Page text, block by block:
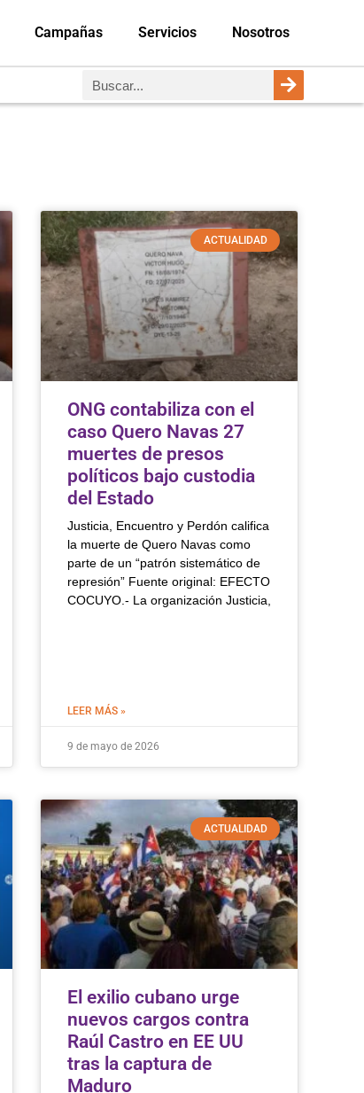
Campañas Servicios Nosotros
ACTUALIDAD
ONG contabiliza con el
caso Quero Navas 27
muertes de presos
políticos bajo custodia
del Estado
Justicia, Encuentro y Perdón califica
la muerte de Quero Navas como
parte de un “patrón sistemático de
represión” Fuente original: EFECTO
COCUYO.- La organización Justicia,
LEER MÁS »
9 de mayo de 2026
ACTUALIDAD
El exilio cubano urge
nuevos cargos contra
Raúl Castro en EE UU
tras la captura de
Maduro